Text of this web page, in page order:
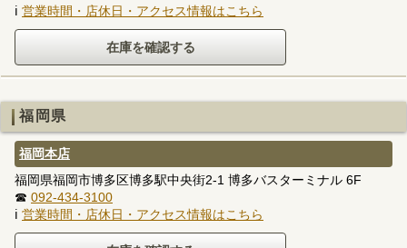
ℹ 営業時間・店休日・アクセス情報はこちら
福岡県
福岡本店
福岡県福岡市博多区博多駅中央街2-1 博多バスターミナル 6F
☎ 092-434-3100
ℹ 営業時間・店休日・アクセス情報はこちら